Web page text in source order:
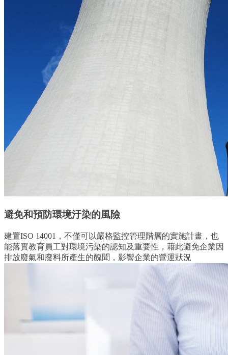
避免和預防環境汙染的風險
建置ISO 14001，不僅可以嚴格監控管理階層的實施計畫，也
能落實教育員工對環境污染的認知及重要性，藉此避免企業因
排放廢氣和廢料所產生的醜聞，影響企業的營運狀況